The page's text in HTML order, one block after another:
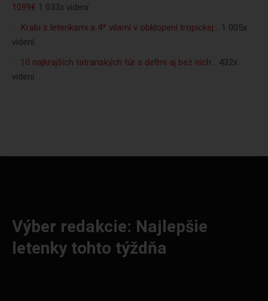
1099€ 1 033x videní
Krabi s letenkami a 4* vilami v obklopení tropickej… 1 005x
videní
10 najkrajších tatranských túr s deťmi aj bez nich… 432x
videní
Výber redakcie: Najlepšie
letenky tohto týždňa